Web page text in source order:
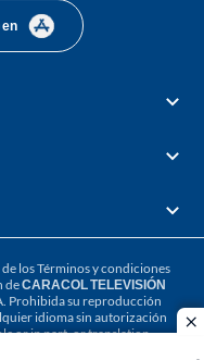
losTérminos y condiciones
deCARACOL TELEVISIÓN
Prohibida su reproducción
idioma sin autorización
or in part, or translation